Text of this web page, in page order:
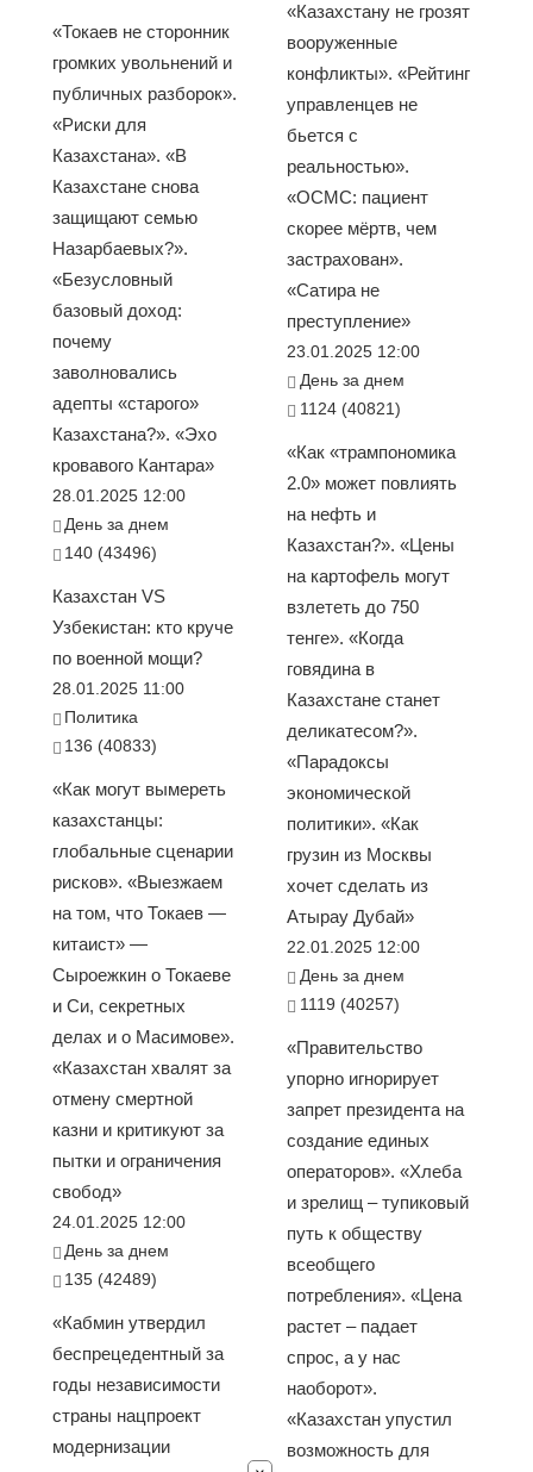
«Токаев не сторонник
громких увольнений и
публичных разборок».
«Риски для
Казахстана». «В
Казахстане снова
защищают семью
Назарбаевых?».
«Безусловный
базовый доход:
почему
заволновались
адепты «старого»
Казахстана?». «Эхо
кровавого Кантара»
28.01.2025 12:00
День за днем
140 (43496)
Казахстан VS
Узбекистан: кто круче
по военной мощи?
28.01.2025 11:00
Политика
136 (40833)
«Как могут вымереть
казахстанцы:
глобальные сценарии
рисков». «Выезжаем
на том, что Токаев —
китаист» —
Сыроежкин о Токаеве
и Си, секретных
делах и о Масимове».
«Казахстан хвалят за
отмену смертной
казни и критикуют за
пытки и ограничения
свобод»
24.01.2025 12:00
День за днем
135 (42489)
«Кабмин утвердил
беспрецедентный за
годы независимости
страны нацпроект
модернизации
«Казахстану не грозят
вооруженные
конфликты». «Рейтинг
управленцев не
бьется с
реальностью».
«ОСМС: пациент
скорее мёртв, чем
застрахован».
«Сатира не
преступление»
23.01.2025 12:00
День за днем
1124 (40821)
«Как «трампономика
2.0» может повлиять
на нефть и
Казахстан?». «Цены
на картофель могут
взлететь до 750
тенге». «Когда
говядина в
Казахстане станет
деликатесом?».
«Парадоксы
экономической
политики». «Как
грузин из Москвы
хочет сделать из
Атырау Дубай»
22.01.2025 12:00
День за днем
1119 (40257)
«Правительство
упорно игнорирует
запрет президента на
создание единых
операторов». «Хлеба
и зрелищ – тупиковый
путь к обществу
всеобщего
потребления». «Цена
растет – падает
спрос, а у нас
наоборот».
«Казахстан упустил
возможность для